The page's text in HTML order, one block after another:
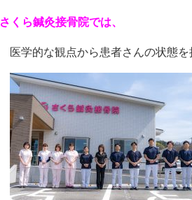
さくら鍼灸接骨院では、
医学的な観点から患者さんの状態